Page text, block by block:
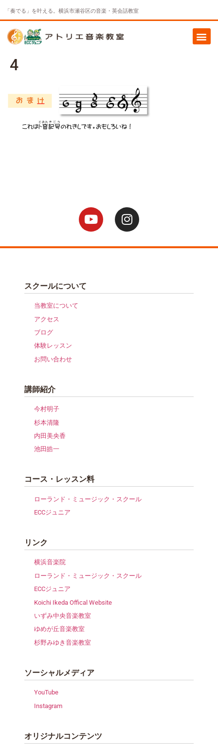
「奏でる」を叶える。横浜市瀬谷区の音楽・英会話教室
4
スクールについて
当教室について
アクセス
ブログ
体験レッスン
お問い合わせ
講師紹介
今村明子
杉本清隆
内田美央香
池田皓一
コース・レッスン料
ローランド・ミュージック・スクール
ECCジュニア
リンク
横浜音楽院
ローランド・ミュージック・スクール
ECCジュニア
Koichi Ikeda Offical Website
いずみ中央音楽教室
ゆめが丘音楽教室
杉野みゆき音楽教室
ソーシャルメディア
YouTube
Instagram
オリジナルコンテンツ